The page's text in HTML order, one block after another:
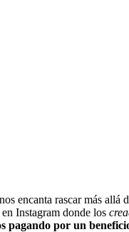
encanta rascar más
Instagram donde los
pagando por un